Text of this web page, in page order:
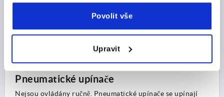
Povolit vše
Upravit
Upínač s posuvnou tyčí
Vyznačují se kompaktním designem. Silový účinek upínačů
s posuvnou tyčí je lineární. Kromě vysoké přídržné síly je
Pneumatické upínače
Nejsou ovládány ručně. Pneumatické upínače se upínají